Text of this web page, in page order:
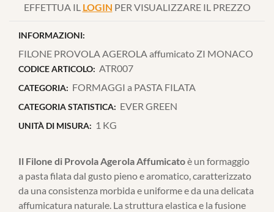
EFFETTUA IL LOGIN PER VISUALIZZARE IL PREZZO
INFORMAZIONI:
FILONE PROVOLA AGEROLA affumicato ZI MONACO
CODICE ARTICOLO: ATR007
CATEGORIA: FORMAGGI a PASTA FILATA
CATEGORIA STATISTICA: EVER GREEN
UNITÀ DI MISURA: 1 KG
Il Filone di Provola Agerola Affumicatoè un formaggio
a pasta filata dal gusto pieno e aromatico, caratterizzato
da una consistenza morbida e uniforme e da una delicata
affumicatura naturale. La struttura elastica e la fusione